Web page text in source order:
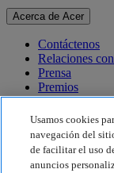
Acerca de Acer
Contáctenos
Relaciones
Prensa
Premios
Eventos
Sostenibilidad
Sostenibilidad
Usamos cookies
navegación del
de facilitar el uso
anuncios